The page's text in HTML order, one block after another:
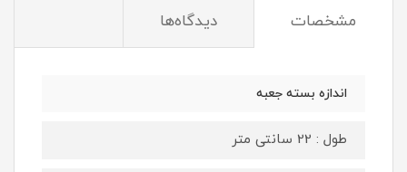
مشخصات دیدگاه‌ها
اندازه بسته جعبه
طول : 22 سانتی متر